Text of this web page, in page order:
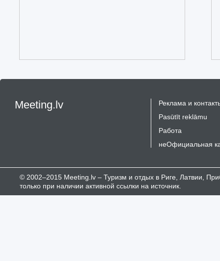
Meeting.lv
Реклама и
Pasūtīt reklāmu
Работа
неОфициальная
© 2002–2015 Meeting.lv – Туризм и отдых в Риге, Латвии,
только при наличии активной ссылки на источник.